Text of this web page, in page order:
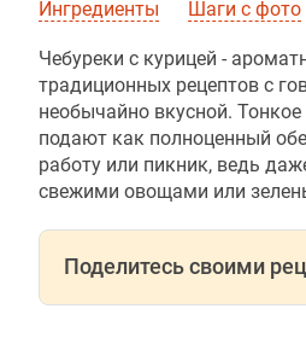
Ингредиенты Шаги с фото
Чебуреки с курицей -
традиционных рецептов с
необычайно вкусной.
подают как полноценный
работу или пикник, ведь
свежими овощами или
Поделитесь своими